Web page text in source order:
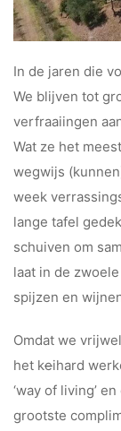
In de jaren die
We blijven tot
verfraaiingen
Wat ze het
wegwijs
week
lange tafel
schuiven om
laat in de
spijzen en
Omdat we
het keihard
‘way of living’
grootste